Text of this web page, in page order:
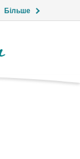
Більше